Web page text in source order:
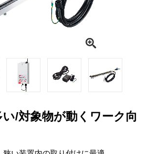
/対象物が動くワーク向